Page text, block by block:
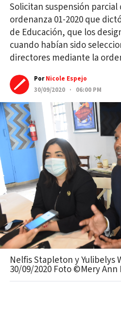
Solicitan suspensión
ordenanza 01-2020 que
de Educación, que los
cuando habían sido
directores mediante la
PorNicole Espejo
30/09/2020 · 06:00 PM
Nelfis Stapleton y Yulibelys
30/09/2020 Foto ©Mery Ann